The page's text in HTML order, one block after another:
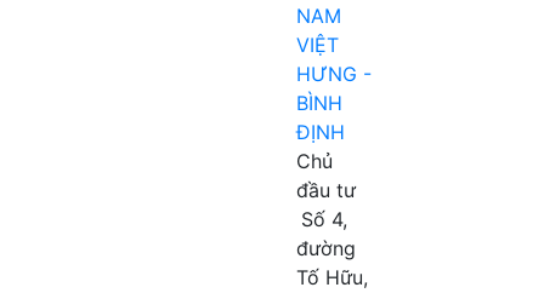
NAM
VIỆT
HƯNG -
BÌNH
ĐỊNH
Chủ
đầu tư
Số 4,
đường
Tố Hữu,